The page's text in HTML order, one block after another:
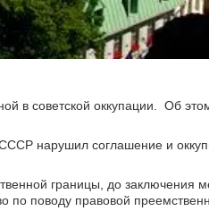
в советской оккупации. Об
нарушил соглашение и
границы, до заключения
поводу правовой